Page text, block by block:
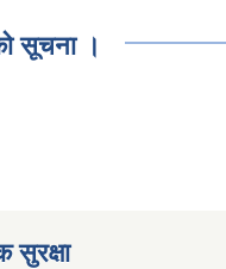
सूचना ।
सुरक्षा